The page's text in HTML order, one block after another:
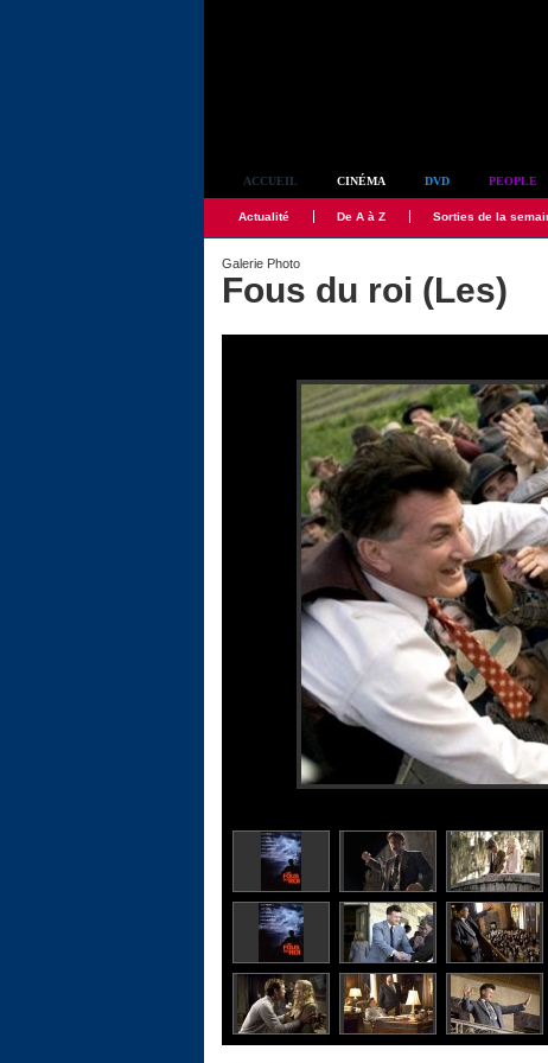
ACCUEIL CINÉMA DVD PEOPLE
Actualité De A à Z Sorties de la
Galerie Photo
Fous du roi (Les)